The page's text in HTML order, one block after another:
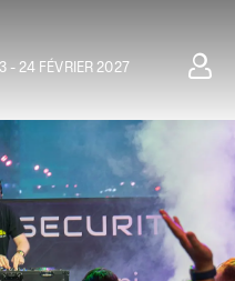
- 24 FÉVRIER 2027